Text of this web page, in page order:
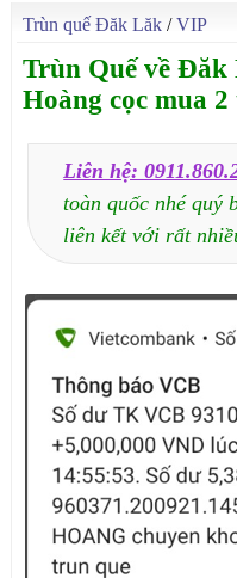
Trùn quế Đăk Lăk /VIP
Trùn Quế về Đăk
Hoàng cọc mua
Liên hệ:
toàn quốc nhé quý
liên kết với rất